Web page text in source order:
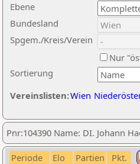
Ebene
Sortierung
Bundesland
Spgem./Kreis/Verein
Nur
Vereinslisten:Wien
Pnr:104390 Name: DI. Johann
Periode Elo Partien
Pkt.